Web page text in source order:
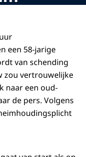
een 58-jarige
van schending
zou vertrouwelijke
naar een oud-
de pers. Volgens